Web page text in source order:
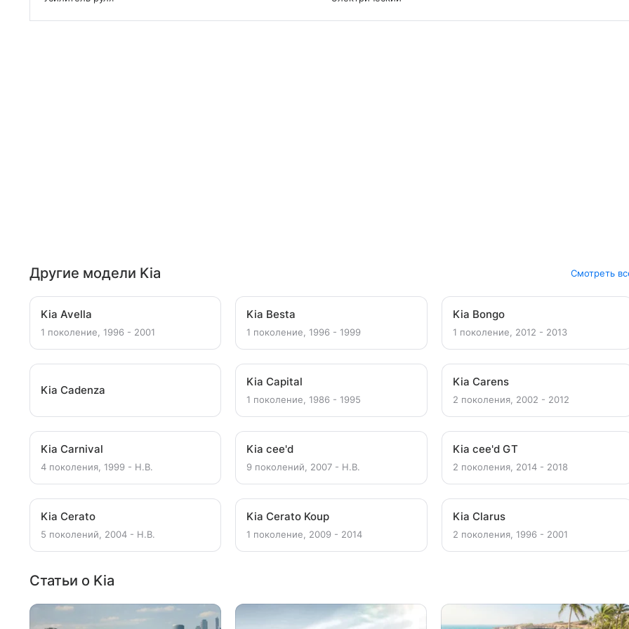
Другие модели Kia Смотреть
Kia Avella
1 поколение, 1996 - 2001
Kia Besta
1 поколение, 1996 - 1999
Kia Bongo
1 поколение, 2012 - 2013
Kia Cadenza
Kia Capital
1 поколение, 1986 - 1995
Kia Carens
2 поколения, 2002 - 2012
Kia Carnival
4 поколения, 1999 - Н.В.
Kia cee'd
9 поколений, 2007 - Н.В.
Kia cee'd GT
2 поколения, 2014 - 2018
Kia Cerato
5 поколений, 2004 - Н.В.
Kia Cerato Koup
1 поколение, 2009 - 2014
Kia Clarus
2 поколения, 1996 - 2001
Статьи о Kia